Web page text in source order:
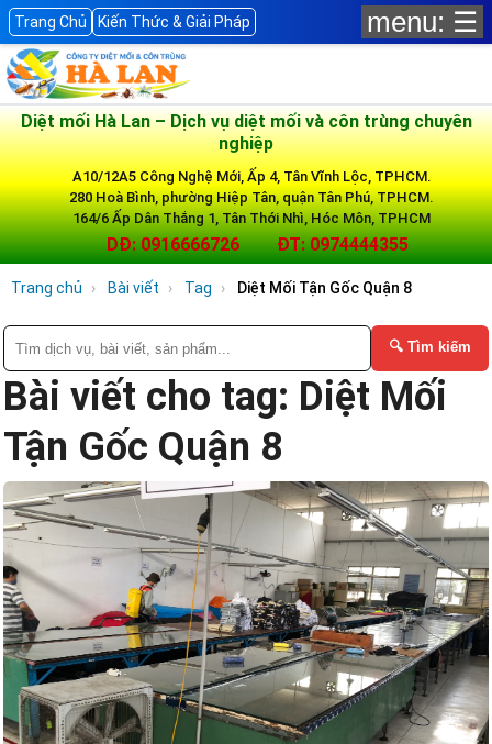
Trang Chủ Kiến Thức & Giải Pháp menu: ☰
Diệt mối Hà Lan – Dịch vụ diệt mối và côn trùng chuyên
nghiệp
A10/12A5 Công Nghệ Mới, Ấp 4, Tân Vĩnh Lộc, TPHCM.
280 Hoà Bình, phường Hiệp Tân, quận Tân Phú, TPHCM.
164/6 Ấp Dân Thắng 1, Tân Thới Nhì, Hóc Môn, TPHCM
DĐ: 0916666726 ĐT: 0974444355
Trang chủ Bài viết Tag Diệt Mối Tận Gốc Quận 8
🔍 Tìm kiếm
Bài viết cho tag: Diệt Mối
Tận Gốc Quận 8